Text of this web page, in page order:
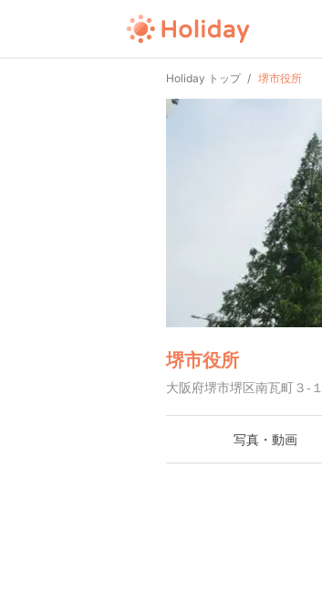
Holiday トップ 堺市役所
堺市役所
大阪府堺市堺区南瓦町３-１
写真・動画